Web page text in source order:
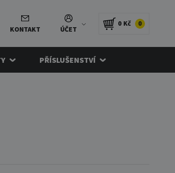
KONTAKT ÚČET
0 Kč 0
PŘÍSLUŠENSTVÍ